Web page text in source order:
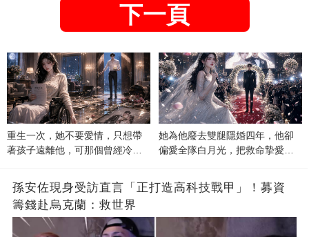
下一頁
重生一次，她不要愛情，只想帶
著孩子遠離他，可那個曾經冷漠
她為他廢去雙腿隱婚四年，他卻
偏愛全隊白月光，把救命摯愛當
孫安佐現身受訪直言「正打造高科技戰甲」！募資
籌錢赴烏克蘭：救世界